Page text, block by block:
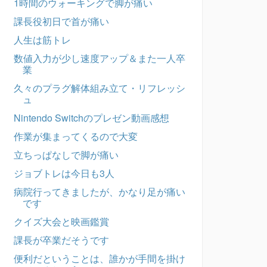
課長役初日で首が痛い
人生は筋トレ
数値入力が少し速度アップ＆また一人卒
業
久々のプラグ解体組み立て・リフレッシ
ュ
Nintendo Switchのプレゼン動画感想
作業が集まってくるので大変
立ちっぱなしで脚が痛い
ジョブトレは今日も3人
病院行ってきましたが、かなり足が痛い
です
クイズ大会と映画鑑賞
課長が卒業だそうです
便利だということは、誰かが手間を掛け